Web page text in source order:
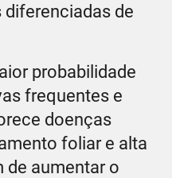
diferenciadas de
probabilidade
frequentes e
doenças
foliar e alta
de aumentar o